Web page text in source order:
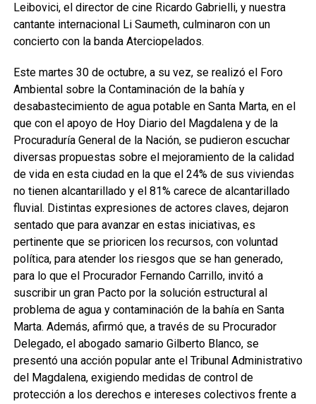
Leibovici‏, el director de cine Ricardo Gabrielli, y nuestra
cantante internacional Li Saumeth, culminaron con un
concierto con la banda Aterciopelados.
Este martes 30 de octubre, a su vez, se realizó el Foro
Ambiental sobre la Contaminación de la bahía y
desabastecimiento de agua potable en Santa Marta, en el
que con el apoyo de Hoy Diario del Magdalena y de la
Procuraduría General de la Nación, se pudieron escuchar
diversas propuestas sobre el mejoramiento de la calidad
de vida en esta ciudad en la que el 24% de sus viviendas
no tienen alcantarillado y el 81% carece de alcantarillado
fluvial. Distintas expresiones de actores claves, dejaron
sentado que para avanzar en estas iniciativas, es
pertinente que se prioricen los recursos, con voluntad
política, para atender los riesgos que se han generado,
para lo que el Procurador Fernando Carrillo, invitó a
suscribir un gran Pacto por la solución estructural al
problema de agua y contaminación de la bahía en Santa
Marta. Además, afirmó que, a través de su Procurador
Delegado, el abogado samario Gilberto Blanco, se
presentó una acción popular ante el Tribunal Administrativo
del Magdalena, exigiendo medidas de control de
protección a los derechos e intereses colectivos frente a